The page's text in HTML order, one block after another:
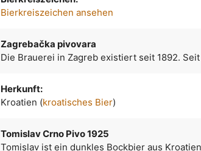
Bierkreiszeichen ansehen
Zagrebačka pivovara
Die Brauerei in Zagreb existiert seit 1892.
Herkunft:
Kroatien (kroatisches Bier)
Tomislav Crno Pivo 1925
Tomislav ist ein dunkles Bockbier aus